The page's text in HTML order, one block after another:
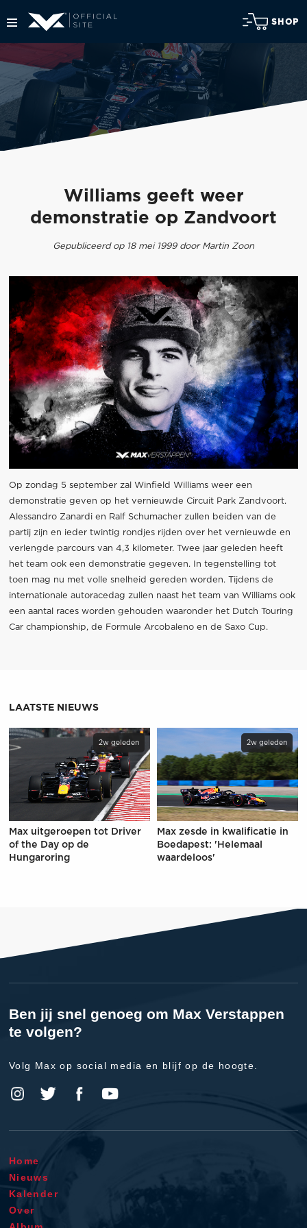
SHOP
Williams geeft weer
demonstratie op Zandvoort
Gepubliceerd op 18 mei 1999 door Martin Zoon
Op zondag 5 september zal Winfield Williams weer een
demonstratie geven op het vernieuwde Circuit Park Zandvoort.
Alessandro Zanardi en Ralf Schumacher zullen beiden van de
partij zijn en ieder twintig rondjes rijden over het vernieuwde en
verlengde parcours van 4,3 kilometer. Twee jaar geleden heeft
het team ook een demonstratie gegeven. In tegenstelling tot
toen mag nu met volle snelheid gereden worden. Tijdens de
internationale autoracedag zullen naast het team van Williams ook
een aantal races worden gehouden waaronder het Dutch Touring
Car championship, de Formule Arcobaleno en de Saxo Cup.
LAATSTE NIEUWS
2w geleden
Max uitgeroepen tot Driver
of the Day op de
Hungaroring
2w geleden
Max zesde in kwalificatie in
Boedapest: 'Helemaal
waardeloos'
Ben jij snel genoeg om Max Verstappen
te volgen?
Volg Max op social media en blijf op de hoogte.
Home
Nieuws
Kalender
Over